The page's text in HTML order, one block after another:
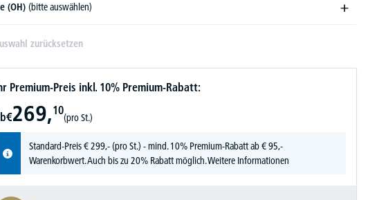
(OH) (bitte auswählen)
zurücksetzen
Premium-Preis inkl. 10% Premium-Rabatt:
€269,10
(pro St.)
Standard-Preis€299,-(pro St.) - mind. 10% Premium-Rabatt ab € 95,-
Warenkorbwert. Auch bis zu 20% Rabatt möglich.Weitere Informationen